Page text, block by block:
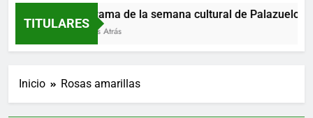
TITULARES
Programa de la semana cultural de Palazuelos de
4 Horas Atrás
Inicio Rosas amarillas